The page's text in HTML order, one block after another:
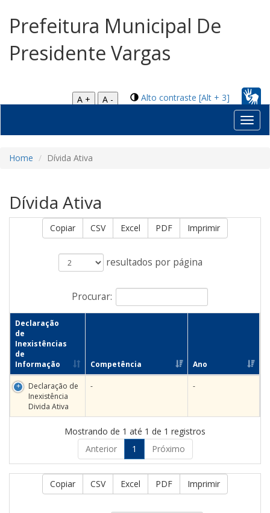
Prefeitura Municipal De
Presidente Vargas
Alto contraste [Alt + 3]
A +
A -
Home Dívida Ativa
Dívida Ativa
Copiar CSV Excel PDF Imprimir
resultados por página
Procurar:
Declaração
de
Inexistências
de
Informação
Competência Ano
Declaração de
Inexistência
Divida Ativa
- -
Mostrando de 1 até 1 de 1 registros
Anterior
1 Próximo
Copiar CSV Excel PDF Imprimir